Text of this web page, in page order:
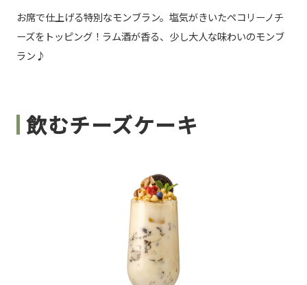
お席で仕上げる特別なモンブラン。塩気がきいたペコリーノチ
ーズをトッピング！ラム酒が香る、少し大人な味わいのモンブ
ラン♪
飲むチーズケーキ